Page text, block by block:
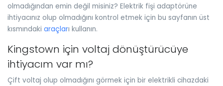
olmadığından emin değil misiniz? Elektrik fişi adaptörüne
ihtiyacınız olup olmadığını kontrol etmek için bu sayfanın üst
kısmındaki araçları kullanın.
Kingstown için voltaj dönüştürücüye
ihtiyacım var mı?
Çift voltaj olup olmadığını görmek için bir elektrikli cihazdaki